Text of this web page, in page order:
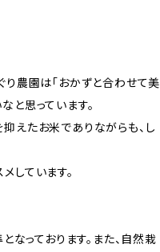
り農園は「おかずと合わせて美
と思っています。
えたお米でありながらも、し
しています。
なっております。また、自然栽